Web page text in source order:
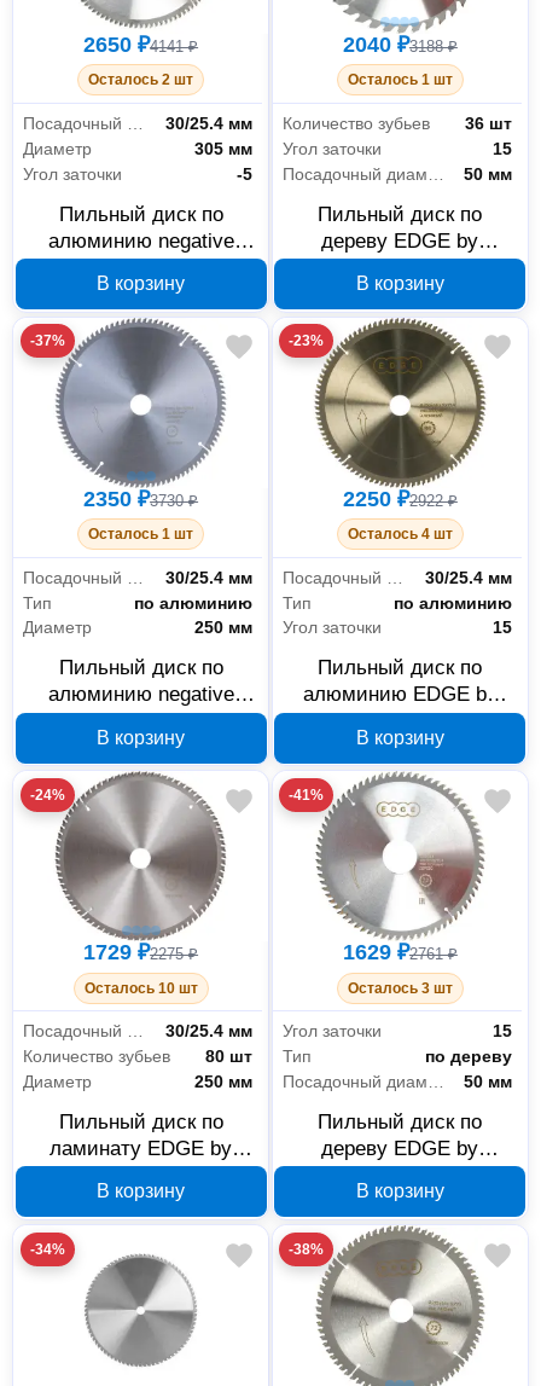
2650 ₽4141 ₽
Осталось 2 шт
30/25.4 мм
Диаметр
305 мм
Угол заточки
-5
Пильный диск по
алюминию negative
мм 96 зубьев 810010031
В корзину
2040 ₽3188 ₽
Осталось 1 шт
Количество зубьев
36 шт
Угол заточки
15
50 мм
Пильный диск по
дереву EDGE by
мм, 36 зубьев, посадка
50 мм
В корзину
-37%
2350 ₽3730 ₽
Осталось 1 шт
30/25.4 мм
Тип
по алюминию
Диаметр
250 мм
Пильный диск по
алюминию negative
мм 96 зубьев 810010029
В корзину
-23%
2250 ₽2922 ₽
Осталось 4 шт
30/25.4 мм
Тип
по алюминию
Угол заточки
15
Пильный диск по
алюминию EDGE by
зубьев 810010028
В корзину
-24%
1729 ₽2275 ₽
Осталось 10 шт
Посадочный диаметр
30/25.4 мм
Количество зубьев
80 шт
Диаметр
250 мм
Пильный диск по
ламинату EDGE by
мм, 80 зубьев, посадка
30/25.4 мм
В корзину
-41%
1629 ₽2761 ₽
Осталось 3 шт
Угол заточки
15
Тип
по дереву
50 мм
Пильный диск по
дереву EDGE by
мм, 72 зуба, посадка 50
мм
В корзину
-34% -38%